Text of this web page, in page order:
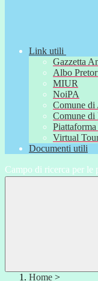
Link utili
Gazzetta
Albo
MIUR
NoiPA
Comune di
Comune di
Virtual
Documenti utili
Campo di ricerca per le
Home >